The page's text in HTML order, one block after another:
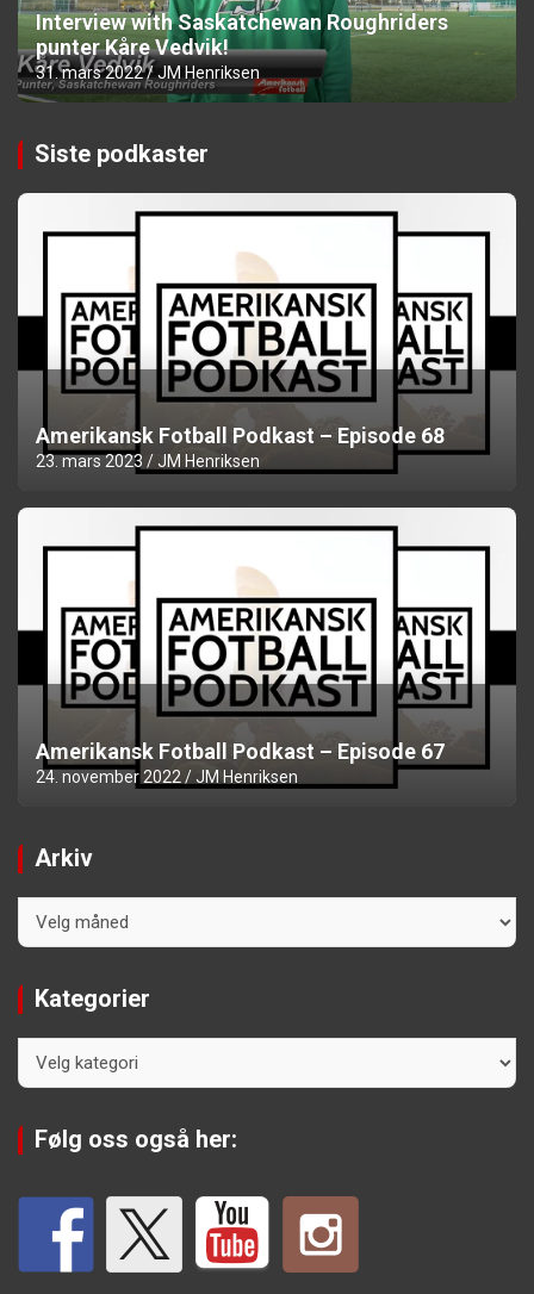
Interview with Saskatchewan Roughriders
punter Kåre Vedvik!
31. mars 2022 JM Henriksen
Siste podkaster
Amerikansk Fotball Podkast – Episode 68
23. mars 2023 JM Henriksen
Amerikansk Fotball Podkast – Episode 67
24. november 2022 JM Henriksen
Arkiv
Kategorier
Følg oss også her: